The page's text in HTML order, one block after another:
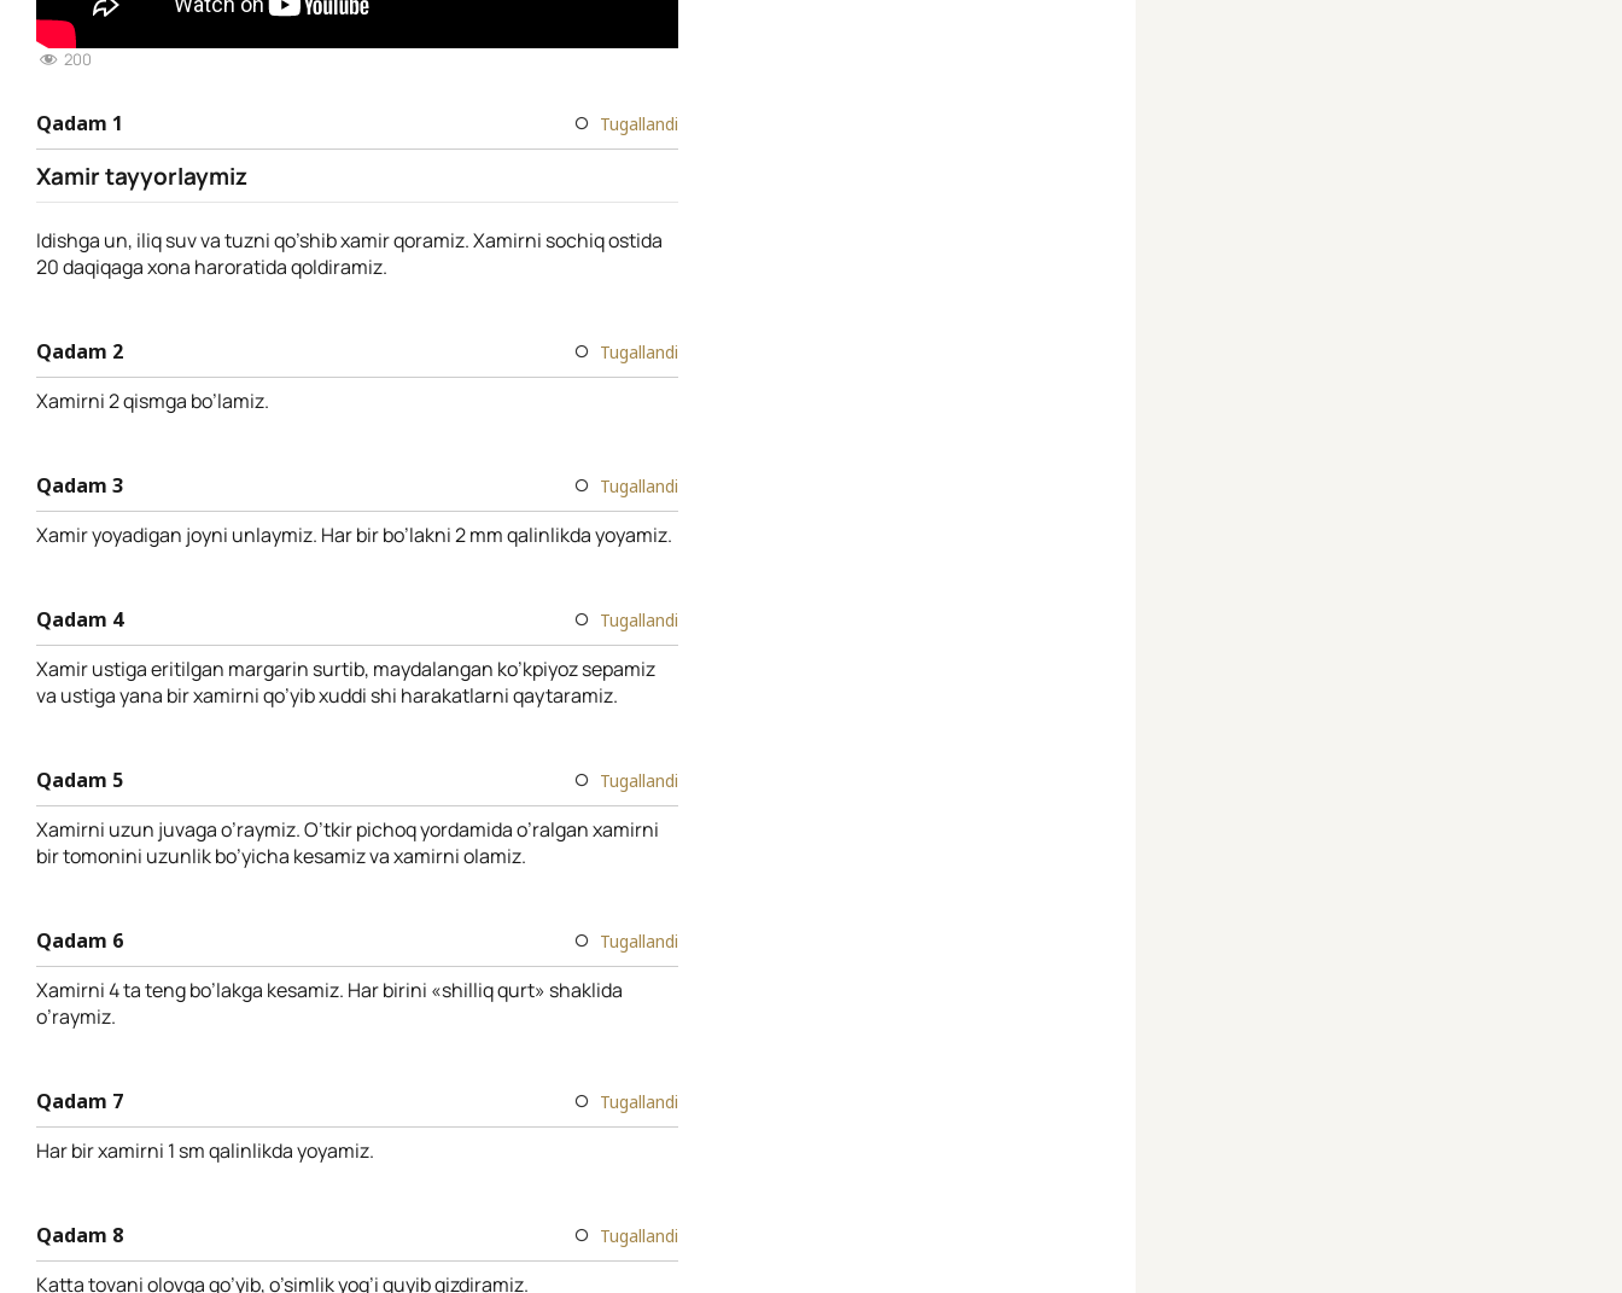
200
Qadam 1 Tugallandi
Xamir tayyorlaymiz
Idishga un, iliq suv va tuzni qo’shib xamir qoramiz. Xamirni sochiq ostida
20 daqiqaga xona haroratida qoldiramiz.
Qadam 2 Tugallandi
Xamirni 2 qismga bo’lamiz.
Qadam 3 Tugallandi
Xamir yoyadigan joyni unlaymiz. Har bir bo’lakni 2 mm qalinlikda yoyamiz.
Qadam 4 Tugallandi
Xamir ustiga eritilgan margarin surtib, maydalangan ko’kpiyoz sepamiz
va ustiga yana bir xamirni qo’yib xuddi shi harakatlarni qaytaramiz.
Qadam 5 Tugallandi
Xamirni uzun juvaga o’raymiz. O’tkir pichoq yordamida o’ralgan xamirni
bir tomonini uzunlik bo’yicha kesamiz va xamirni olamiz.
Qadam 6 Tugallandi
Xamirni 4 ta teng bo’lakga kesamiz. Har birini «shilliq qurt» shaklida
o’raymiz.
Qadam 7 Tugallandi
Har bir xamirni 1 sm qalinlikda yoyamiz.
Qadam 8 Tugallandi
Katta tovani olovga qo’yib, o’simlik yog’i quyib qizdiramiz.